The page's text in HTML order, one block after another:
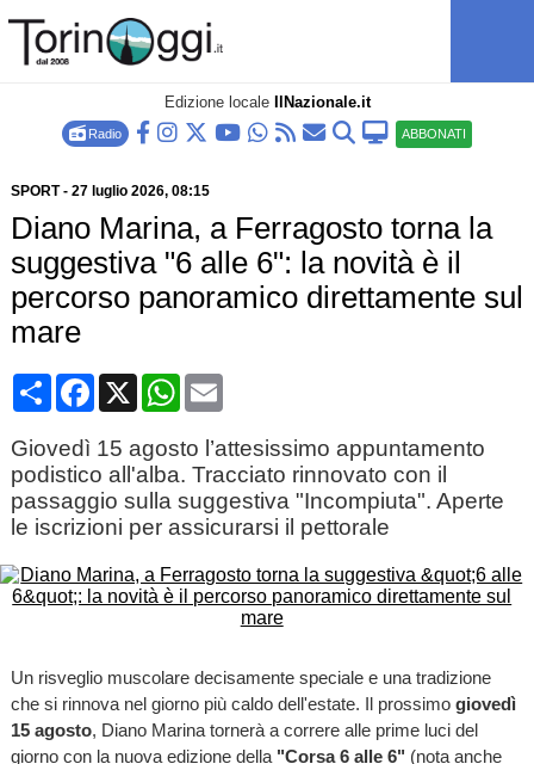
Edizione locale IlNazionale.it
Radio ABBONATI
SPORT- 27 luglio 2026, 08:15
Diano Marina, a Ferragosto torna la
suggestiva "6 alle 6": la novità è il
percorso panoramico direttamente sul
mare
CondividiFacebook
X WhatsApp
Email
Giovedì 15 agosto l’attesissimo appuntamento
podistico all'alba. Tracciato rinnovato con il
passaggio sulla suggestiva "Incompiuta". Aperte
le iscrizioni per assicurarsi il pettorale
Un risveglio muscolare decisamente speciale e una tradizione
che si rinnova nel giorno più caldo dell'estate. Il prossimo giovedì
15 agosto, Diano Marina tornerà a correre alle prime luci del
giorno con la nuova edizione della "Corsa 6 alle 6" (nota anche